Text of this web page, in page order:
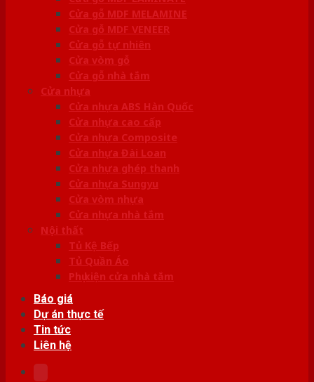
Cửa gỗ MDF MELAMINE
Cửa gỗ MDF VENEER
Cửa gỗ tự nhiên
Cửa vòm gỗ
Cửa gỗ nhà tắm
Cửa nhựa
Cửa nhựa ABS Hàn Quốc
Cửa nhựa cao cấp
Cửa nhựa Composite
Cửa nhựa Đài Loan
Cửa nhựa ghép thanh
Cửa nhựa Sungyu
Cửa vòm nhựa
Cửa nhựa nhà tắm
Nội thất
Tủ Kệ Bếp
Tủ Quần Áo
Phụ kiện cửa nhà tắm
Báo giá
Dự án thực tế
Tin tức
Liên hệ